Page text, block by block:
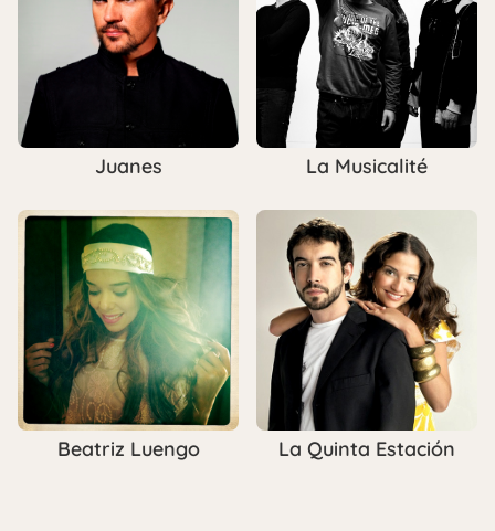
Juanes La Musicalité
Beatriz Luengo La Quinta Estación